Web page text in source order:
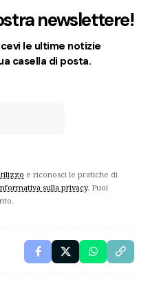
newslettere!
le ultime notizie
casella di posta.
e riconosci le pratiche di
sulla privacy. Puoi